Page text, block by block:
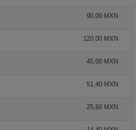
90,00 MXN
120,00 MXN
45,00 MXN
51,40 MXN
25,60 MXN